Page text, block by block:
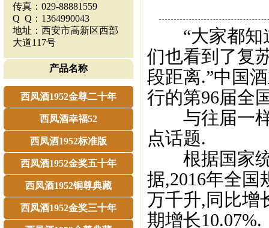
传真：029-88881559
Q Q：1364990043
地址：西安市高新区西部
大道117号
产品名称
西凤酒1952金尊二十年
西凤酒幸福52
西凤酒1952标准版
西凤酒1952金奖五十年
西凤酒1952铜尊典藏
西凤酒1952金奖三十年
“大家都知
们也看到了复
段距离.”中国
行的第96届全
与往届一样,
点话题.
根据国家统
据,2016年全国
万千升,同比增
期增长10.07%.